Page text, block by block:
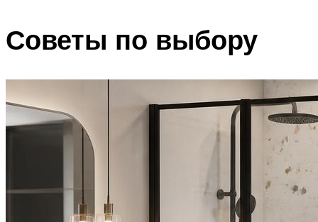
Советы по выбору